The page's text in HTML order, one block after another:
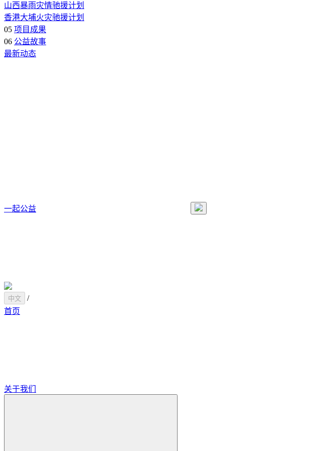
山西暴雨灾情驰援计划
香港大埔火灾驰援计划
05 项目成果
06 公益故事
最新动态
一起公益
中文
/
首页
关于我们